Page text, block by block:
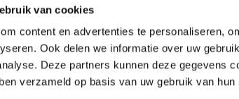
van cookies
content en advertenties te personaliseren,
Ook delen we informatie over uw
Deze partners kunnen deze gegevens
verzameld op basis van uw gebruik van hun